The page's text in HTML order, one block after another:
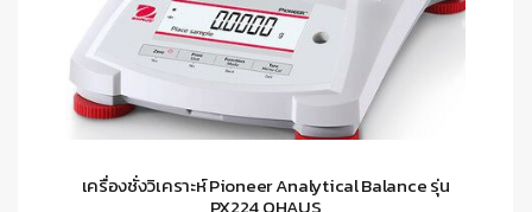
เครื่องชั่งวิเคราะห์ Pioneer Analytical Balance รุ่น